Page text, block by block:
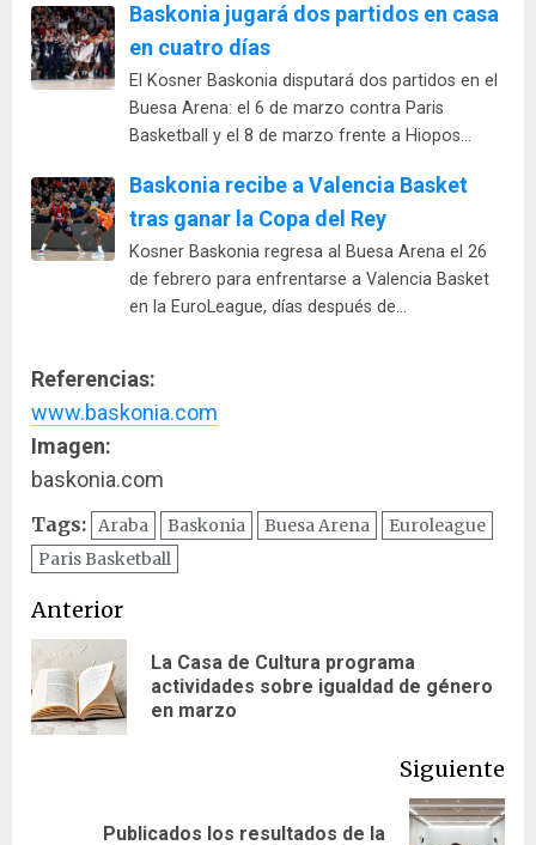
Baskonia jugará dos partidos en casa
en cuatro días
El Kosner Baskonia disputará dos partidos en el
Buesa Arena: el 6 de marzo contra Paris
Basketball y el 8 de marzo frente a Hiopos…
Baskonia recibe a Valencia Basket
tras ganar la Copa del Rey
Kosner Baskonia regresa al Buesa Arena el 26
de febrero para enfrentarse a Valencia Basket
en la EuroLeague, días después de…
Referencias:
www.baskonia.com
Imagen:
baskonia.com
Tags: Araba Baskonia Buesa Arena
Euroleague
Paris Basketball
Navegación
de
entradas
Anterior
La Casa de Cultura programa
actividades sobre igualdad de género
en marzo
Siguiente
SiguientePublicados los resultados de la